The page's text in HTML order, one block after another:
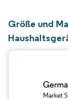
Größe und